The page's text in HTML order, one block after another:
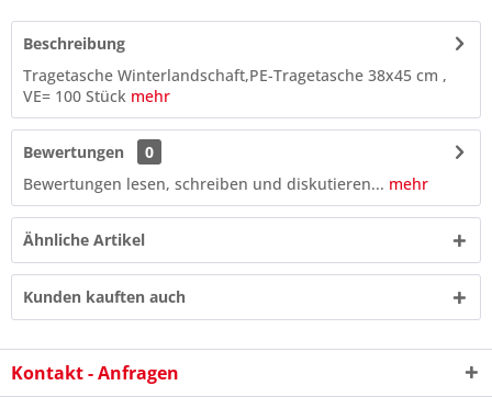
Beschreibung
Tragetasche Winterlandschaft,PE-Tragetasche 38x45 cm ,
VE= 100 Stück mehr
Bewertungen
0
Bewertungen lesen, schreiben und diskutieren... mehr
Ähnliche Artikel
Kunden kauften auch
Kontakt - Anfragen